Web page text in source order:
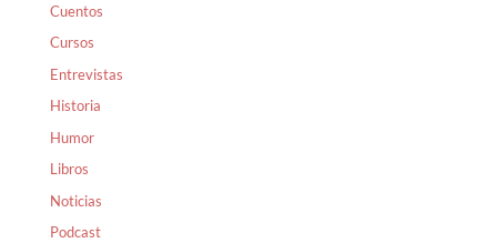
Cuentos
Cursos
Entrevistas
Historia
Humor
Libros
Noticias
Podcast